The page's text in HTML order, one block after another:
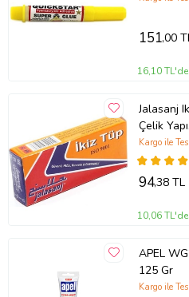
Ahşap kapı üretiminde kapı
imalatında.
Mobilya üretiminde ve her türlü
151,00
16,10
Jalasanj
Çelik
Kargo ile
94,38 TL
10,06
APEL
125 Gr
Kargo ile